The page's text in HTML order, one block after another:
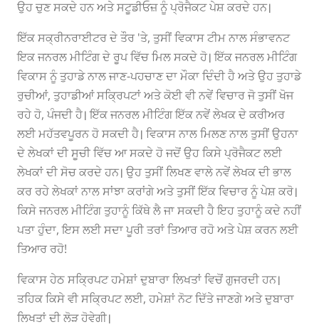
ਉਹ ਚੁਣ ਸਕਦੇ ਹਨ ਅਤੇ ਸਟੂਡੀਓਜ਼ ਨੂੰ ਪ੍ਰੋਜੈਕਟ ਪੇਸ਼ ਕਰਦੇ ਹਨ।
ਇੱਕ ਸਕ੍ਰੀਨਰਾਈਟਰ ਦੇ ਤੌਰ 'ਤੇ, ਤੁਸੀਂ ਵਿਕਾਸ ਟੀਮ ਨਾਲ ਸੰਭਾਵਨਟ
ਇਕ ਜਨਰਲ ਮੀਟਿੰਗ ਦੇ ਰੂਪ ਵਿੱਚ ਮਿਲ ਸਕਦੇ ਹੋ। ਇੱਕ ਜਨਰਲ ਮੀਟਿੰਗ
ਵਿਕਾਸ ਨੂੰ ਤੁਹਾਡੇ ਨਾਲ ਜਾਣ-ਪਹਚਾਣ ਦਾ ਮੌਕਾ ਦਿੰਦੀ ਹੈ ਅਤੇ ਉਹ ਤੁਹਾਡੇ
ਰੁਚੀਆਂ, ਤੁਹਾਡੀਆਂ ਸਕ੍ਰਿਪਟਾਂ ਅਤੇ ਕੋਈ ਵੀ ਨਵੇਂ ਵਿਚਾਰ ਜੋ ਤੁਸੀਂ ਖੋਜ
ਰਹੇ ਹੋ, ਪੰਜਦੀ ਹੈ। ਇੱਕ ਜਨਰਲ ਮੀਟਿੰਗ ਇੱਕ ਨਵੇਂ ਲੇਖਕ ਦੇ ਕਰੀਅਰ
ਲਈ ਮਹੱਤਵਪੂਰਨ ਹੋ ਸਕਦੀ ਹੈ। ਵਿਕਾਸ ਨਾਲ ਮਿਲਣ ਨਾਲ ਤੁਸੀਂ ਉਹਨਾ
ਦੇ ਲੇਖਕਾਂ ਦੀ ਸੂਚੀ ਵਿੱਚ ਆ ਸਕਦੇ ਹੋ ਜਦੋਂ ਉਹ ਕਿਸੇ ਪ੍ਰੋਜੈਕਟ ਲਈ
ਲੇਖਕਾਂ ਦੀ ਸੋਚ ਕਰਦੇ ਹਨ। ਉਹ ਤੁਸੀਂ ਲਿਖਣ ਵਾਲੇ ਨਵੇਂ ਲੇਖਕ ਦੀ ਭਾਲ
ਕਰ ਰਹੇ ਲੇਖਕਾਂ ਨਾਲ ਸਾਂਝਾ ਕਰਾਂਗੇ ਅਤੇ ਤੁਸੀਂ ਇੱਕ ਵਿਚਾਰ ਨੂੰ ਪੇਸ਼ ਕਰੋ।
ਕਿਸੇ ਜਨਰਲ ਮੀਟਿੰਗ ਤੁਹਾਨੂੰ ਕਿੱਥੇ ਲੈ ਜਾ ਸਕਦੀ ਹੈ ਇਹ ਤੁਹਾਨੂੰ ਕਦੇ ਨਹੀਂ
ਪਤਾ ਹੁੰਦਾ, ਇਸ ਲਈ ਸਦਾ ਪੂਰੀ ਤਰਾਂ ਤਿਆਰ ਰਹੋ ਅਤੇ ਪੇਸ਼ ਕਰਨ ਲਈ
ਤਿਆਰ ਰਹੋ!
ਵਿਕਾਸ ਹੇਠ ਸਕ੍ਰਿਪਟ ਹਮੇਸ਼ਾਂ ਦੁਬਾਰਾ ਲਿਖਤਾਂ ਵਿਚੋਂ ਗੁਜਰਦੀ ਹਨ।
ਤਹਿਕ ਕਿਸੇ ਵੀ ਸਕ੍ਰਿਪਟ ਲਈ, ਹਮੇਸ਼ਾਂ ਨੋਟ ਦਿੱਤੇ ਜਾਣਗੇ ਅਤੇ ਦੁਬਾਰਾ
ਲਿਖਤਾਂ ਦੀ ਲੋੜ ਹੋਵੇਗੀ।